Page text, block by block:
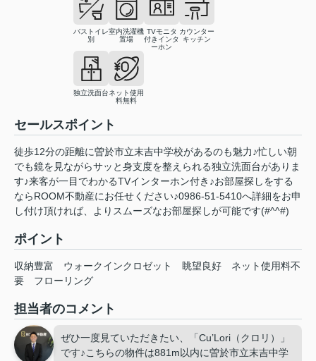
バストイレ
別
室内洗濯機
置場
TVモニタ
付きインタ
ーホン
カウンター
キッチン
独立洗面台ネット使用
料無料
セールスポイント
徒歩12分の距離に曽於市立末吉中学校があるのも魅力♪忙しい朝
でも鏡を見ながらサッと身支度を整えられる独立洗面台がありま
す♪来客が一目でわかるTVインターホン付き♪お部屋探しをする
ならROOM不動産にお任せください♪0986-51-5410へ詳細をお申
し付け頂ければ、よりスムーズなお部屋探しが可能です(#^^#)
ポイント
収納豊富 ウォークインクロゼット 眺望良好
ネット使用料不
要
フローリング
担当者のコメント
ぜひ一度見ていただきたい、「Cu’Lori（クロリ）」
です♪こちらの物件は881m以内に曽於市立末吉中学